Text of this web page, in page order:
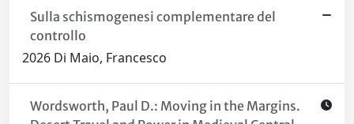
Sulla schismogenesi complementare del
controllo
2026 Di Maio, Francesco
Wordsworth, Paul D.: Moving in the Margins.